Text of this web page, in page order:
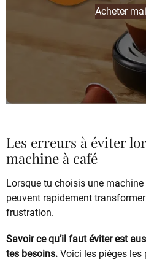
Acheter
Les erreurs à éviter
machine à café
Lorsque tu choisis une
peuvent rapidement
frustration.
Savoir ce qu’il faut éviter est
tes besoins. Voici les pièges